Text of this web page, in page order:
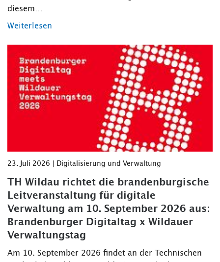
diesem…
Weiterlesen
23. Juli 2026 | Digitalisierung und Verwaltung
TH Wildau richtet die brandenburgische
Leitveranstaltung für digitale
Verwaltung am 10. September 2026 aus:
Brandenburger Digitaltag x Wildauer
Verwaltungstag
Am 10. September 2026 findet an der Technischen